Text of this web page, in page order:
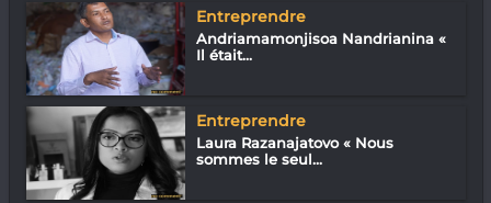
Entreprendre
Andriamamonjisoa Nandrianina «
Il était...
Entreprendre
Laura Razanajatovo « Nous
sommes le seul...